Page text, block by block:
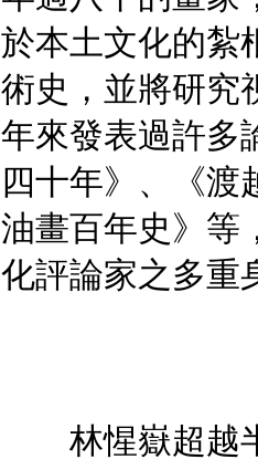
於本土文化的紮
術史，並將研究
年來發表過許多
四十年》、《渡
油畫百年史》等
化評論家之多重
林惺嶽超越半